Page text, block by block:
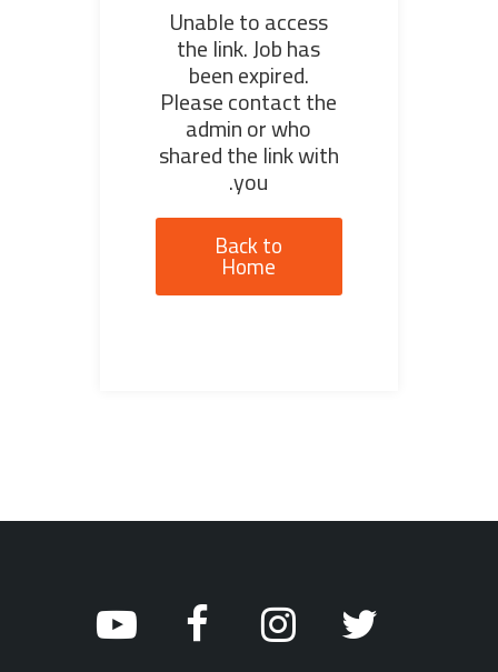
Unable to access
the link. Job has
been expired.
Please contact the
admin or who
shared the link with
you.
Back to
Home